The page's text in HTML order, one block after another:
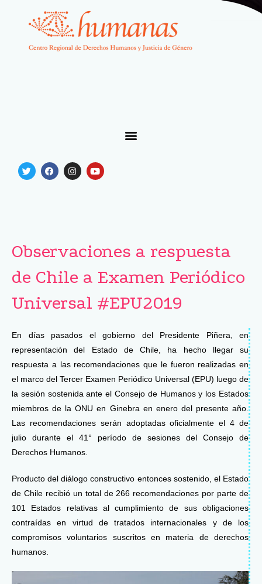
Observaciones a respuesta
de Chile a Examen Periódico
Universal #EPU2019
En días pasados el gobierno del Presidente Piñera, en
representación del Estado de Chile, ha hecho llegar su
respuesta a las recomendaciones que le fueron realizadas en
el marco del Tercer Examen Periódico Universal (EPU) luego de
la sesión sostenida ante el Consejo de Humanos y los Estados
miembros de la ONU en Ginebra en enero del presente año.
Las recomendaciones serán adoptadas oficialmente el 4 de
julio durante el 41° período de sesiones del Consejo de
Derechos Humanos.
Producto del diálogo constructivo entonces sostenido, el Estado
de Chile recibió un total de 266 recomendaciones por parte de
101 Estados relativas al cumplimiento de sus obligaciones
contraídas en virtud de tratados internacionales y de los
compromisos voluntarios suscritos en materia de derechos
humanos.